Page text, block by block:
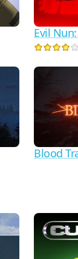
Evil
Blood